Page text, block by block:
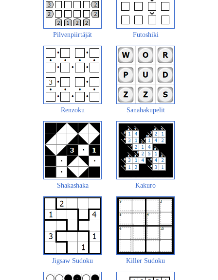
Pilvenpiirtäjät Futoshiki
Renzoku Sanahakupelit
Shakashaka Kakuro
Jigsaw Sudoku Killer Sudoku